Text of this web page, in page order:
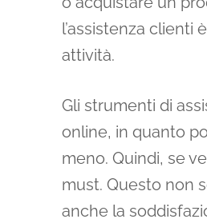
l’assistenza clienti
attività.
Gli strumenti di
online, in quanto
meno. Quindi, se
must. Questo non
anche la